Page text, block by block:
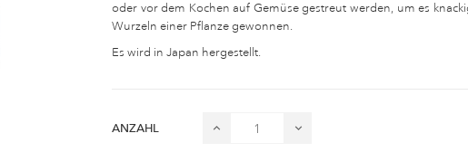
oder vor dem Kochen auf Gemüse gestreut werden, um es
Wurzeln einer Pflanze gewonnen.
Es wird in Japan hergestellt.
ANZAHL